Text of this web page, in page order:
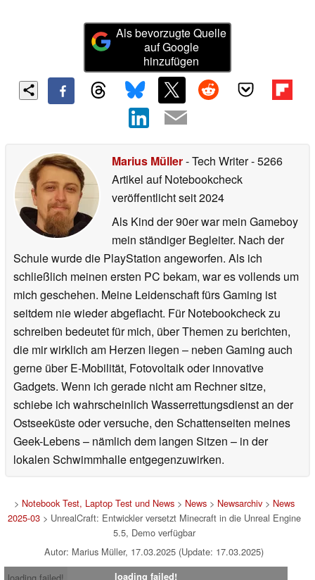
Als bevorzugte Quelle
auf Google
hinzufügen
Marius Müller- Tech Writer- 5266
Artikel auf Notebookcheck
veröffentlichtseit 2024
Als Kind der 90er war mein Gameboy
mein ständiger Begleiter. Nach der
Schule wurde die PlayStation angeworfen. Als ich
schließlich meinen ersten PC bekam, war es vollends um
mich geschehen. Meine Leidenschaft fürs Gaming ist
seitdem nie wieder abgeflacht. Für Notebookcheck zu
schreiben bedeutet für mich, über Themen zu berichten,
die mir wirklich am Herzen liegen – neben Gaming auch
gerne über E-Mobilität, Fotovoltaik oder innovative
Gadgets. Wenn ich gerade nicht am Rechner sitze,
schiebe ich wahrscheinlich Wasserrettungsdienst an der
Ostseeküste oder versuche, den Schattenseiten meines
Geek-Lebens – nämlich dem langen Sitzen – in der
lokalen Schwimmhalle entgegenzuwirken.
> Notebook Test, Laptop Test und News> News> Newsarchiv> News
2025-03> UnrealCraft: Entwickler versetzt Minecraft in die Unreal Engine
5.5, Demo verfügbar
Autor: Marius Müller, 17.03.2025 (Update: 17.03.2025)
loading failed!